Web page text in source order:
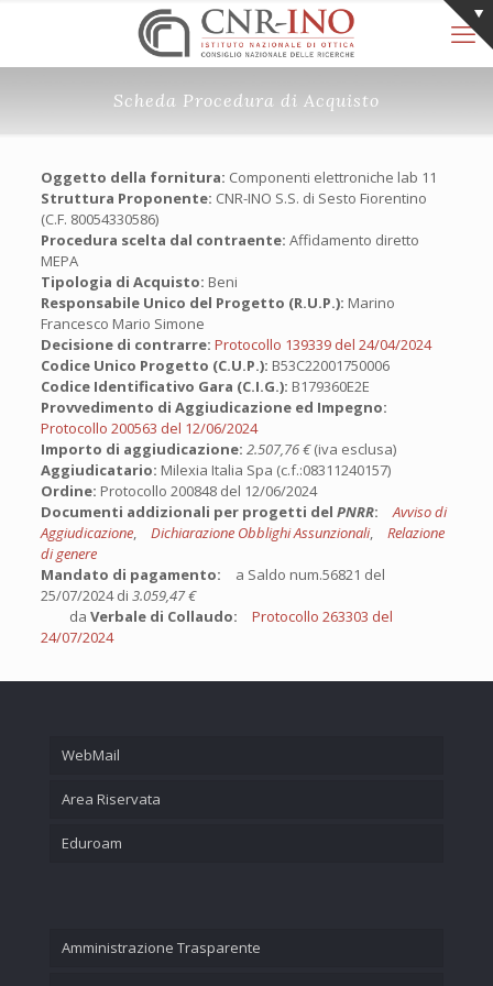
Scheda Procedura di Acquisto
Oggetto della fornitura: Componenti elettroniche lab 11
Struttura Proponente: CNR-INO S.S. di Sesto Fiorentino
(C.F. 80054330586)
Procedura scelta dal contraente: Affidamento diretto
MEPA
Tipologia di Acquisto: Beni
Responsabile Unico del Progetto (R.U.P.): Marino
Francesco Mario Simone
Decisione di contrarre: Protocollo 139339 del 24/04/2024
Codice Unico Progetto (C.U.P.): B53C22001750006
Codice Identificativo Gara (C.I.G.): B179360E2E
Provvedimento di Aggiudicazione ed Impegno:
Protocollo 200563 del 12/06/2024
Importo di aggiudicazione: 2.507,76 €(iva esclusa)
Aggiudicatario: Milexia Italia Spa (c.f.:08311240157)
Ordine: Protocollo 200848 del 12/06/2024
Documenti addizionali per progetti del PNRR:
Avviso di
Aggiudicazione, Dichiarazione Obblighi Assunzionali, Relazione
di genere
Mandato di pagamento: a Saldo num.56821 del
25/07/2024 di 3.059,47 €
da Verbale di Collaudo:
Protocollo 263303 del
24/07/2024
WebMail
Area Riservata
Eduroam
Amministrazione Trasparente